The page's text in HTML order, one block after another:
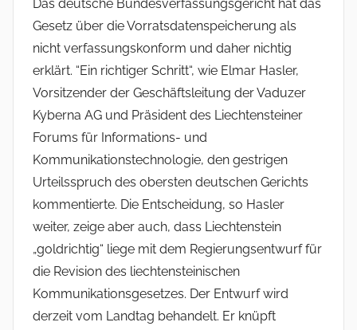
o
l
l
m
e
r
Das deutsche Bundesverfassungsgericht hat das
Gesetz über die Vorratsdatenspeicherung als
nicht verfassungskonform und daher nichtig
erklärt. “Ein richtiger Schritt“, wie Elmar Hasler,
Vorsitzender der Geschäftsleitung der Vaduzer
Kyberna AG und Präsident des Liechtensteiner
Forums für Informations- und
Kommunikationstechnologie, den gestrigen
Urteilsspruch des obersten deutschen Gerichts
kommentierte. Die Entscheidung, so Hasler
weiter, zeige aber auch, dass Liechtenstein
„goldrichtig“ liege mit dem Regierungsentwurf für
die Revision des liechtensteinischen
Kommunikationsgesetzes. Der Entwurf wird
derzeit vom Landtag behandelt. Er knüpft